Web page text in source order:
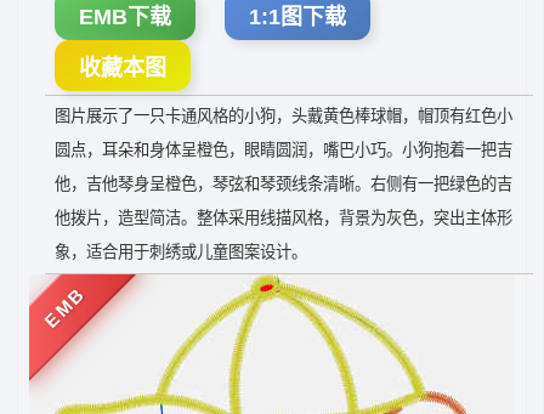
EMB下载 1:1图下载
收藏本图
图片展示了一只卡通风格的小狗，头戴黄色棒球帽，帽顶有红色小
圆点，耳朵和身体呈橙色，眼睛圆润，嘴巴小巧。小狗抱着一把吉
他，吉他琴身呈橙色，琴弦和琴颈线条清晰。右侧有一把绿色的吉
他拨片，造型简洁。整体采用线描风格，背景为灰色，突出主体形
象，适合用于刺绣或儿童图案设计。
EMB